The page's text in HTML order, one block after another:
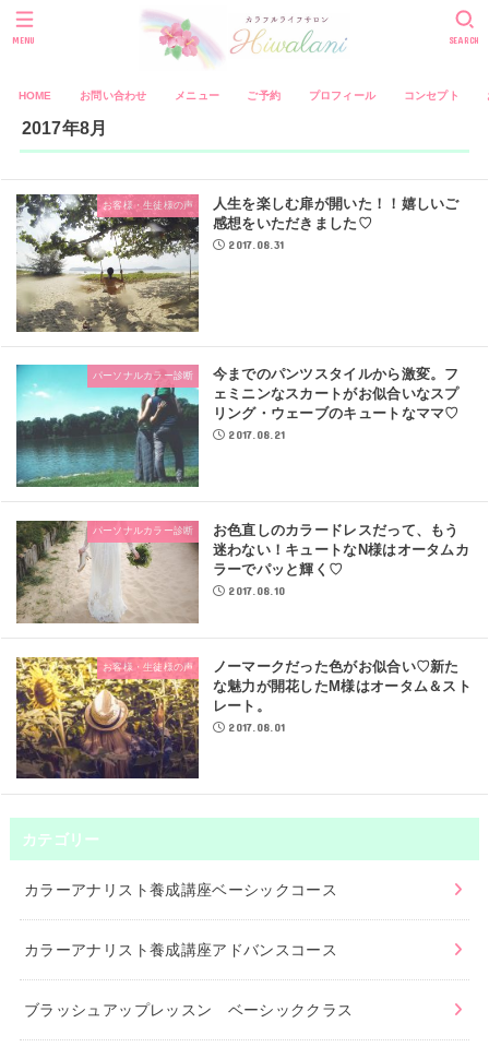
HOME お問い合わせ メニュー ご予約 プロフィール コンセプト
SEARCH
MENU
2017年8月
お客様・生徒様の声
人生を楽しむ扉が開いた！！嬉しいご
感想をいただきました♡
2017.08.31
パーソナルカラー診断
今までのパンツスタイルから激変。フ
ェミニンなスカートがお似合いなスプ
リング・ウェーブのキュートなママ♡
2017.08.21
パーソナルカラー診断
お色直しのカラードレスだって、もう
迷わない！キュートなN様はオータムカ
ラーでパッと輝く♡
2017.08.10
お客様・生徒様の声
ノーマークだった色がお似合い♡新た
な魅力が開花したM様はオータム＆スト
レート。
2017.08.01
カテゴリー
カラーアナリスト養成講座ベーシックコース
カラーアナリスト養成講座アドバンスコース
ブラッシュアップレッスン ベーシッククラス